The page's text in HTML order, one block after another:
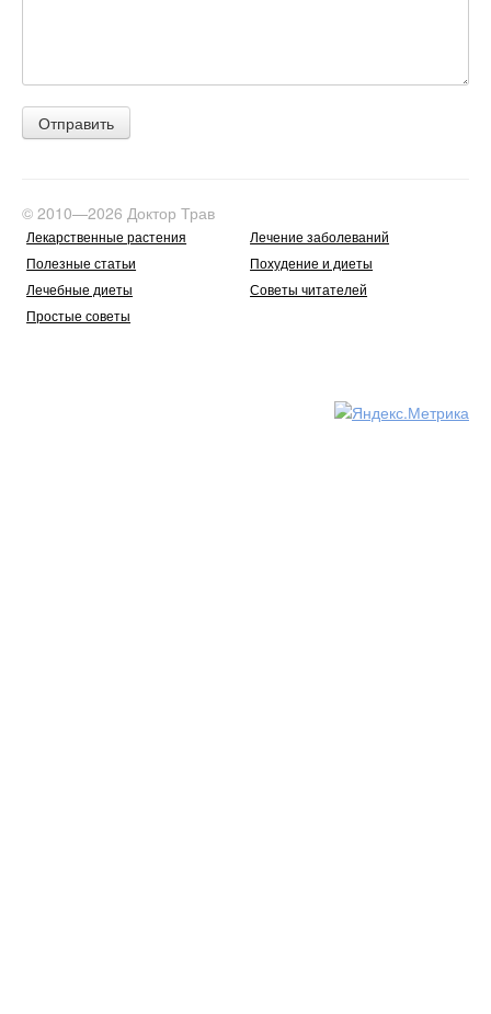
© 2010—2026 Доктор Трав
Лекарственные растения
Лечение заболеваний
Полезные статьи
Похудение и диеты
Лечебные диеты
Советы читателей
Простые советы